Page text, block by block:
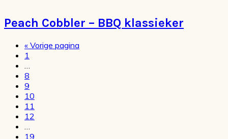
Peach Cobbler – BBQ klassieker
« Ga
Vorige pagina
Pagina
1
pagina's
zijn
weggelaten
…
Pagina
8
Pagina
9
Pagina
10
Pagina
11
Pagina
12
pagina's
…
Pagina
19